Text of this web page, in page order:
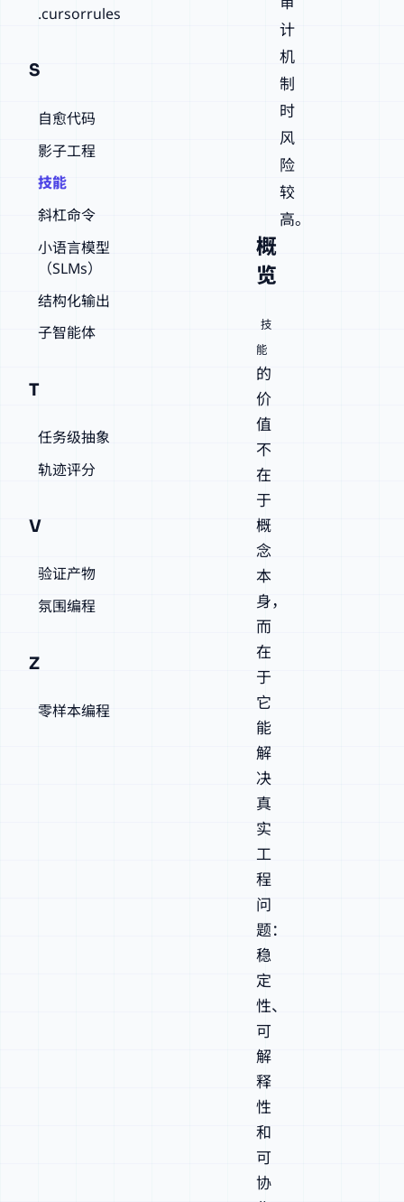
.cursorrules
S
自愈代码
影子工程
技能
斜杠命令
小语言模型
（SLMs）
结构化输出
子智能体
T
任务级抽象
轨迹评分
V
验证产物
氛围编程
Z
零样本编程
计
机
制
时
风
险
较
高。
概
览
技
能
的
价
值
不
在
于
概
念
本
身，
而
在
于
它
能
解
决
真
实
工
程
问
题：
稳
定
性、
可
解
释
性
和
可
协